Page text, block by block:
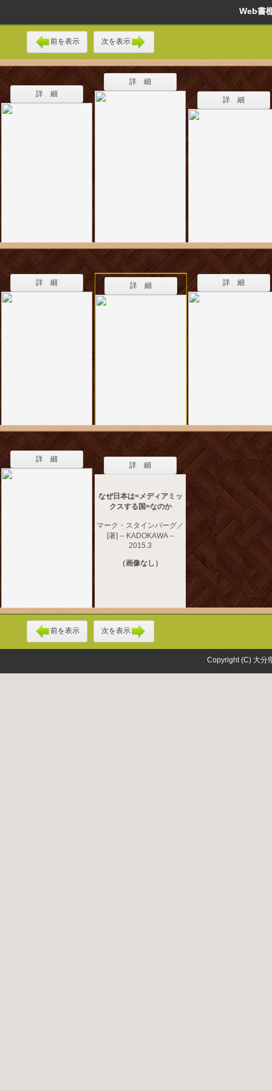
Web
前を表示 次を表示
詳 細
詳 細
詳 細
詳 細 詳 細 詳 細
詳 細
詳 細
なぜ日本は<メディアミッ
クスする国>なのか
マーク・スタインバーグ／
[著] -- KADOKAWA --
2015.3
（画像なし）
前を表示 次を表示
Copyright (C) 大分